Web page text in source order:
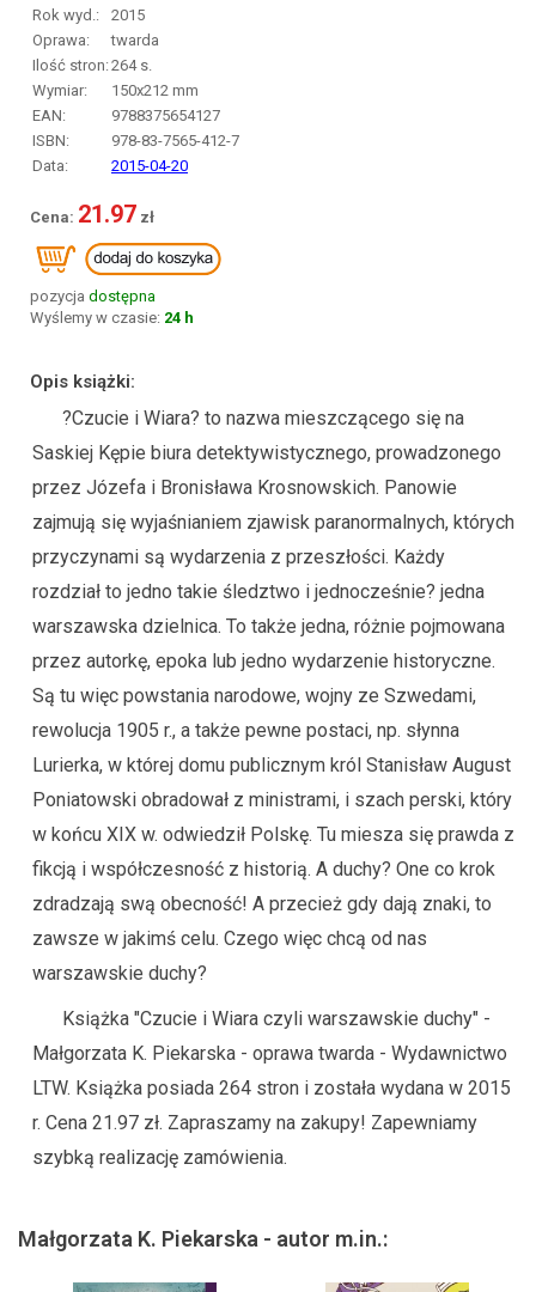
Rok wyd.:
2015
Oprawa:
twarda
Ilość stron: 264s.
Wymiar:
150x212 mm
EAN:
9788375654127
ISBN:
978-83-7565-412-7
Data:
2015-04-20
21.97
pozycja dostępna
Wyślemy w czasie: 24 h
Opis książki:
?Czucie i Wiara? to nazwa mieszczącego się na
Saskiej Kępie biura detektywistycznego, prowadzonego
przez Józefa i Bronisława Krosnowskich. Panowie
zajmują się wyjaśnianiem zjawisk paranormalnych, których
przyczynami są wydarzenia z przeszłości. Każdy
rozdział to jedno takie śledztwo i jednocześnie? jedna
warszawska dzielnica. To także jedna, różnie pojmowana
przez autorkę, epoka lub jedno wydarzenie historyczne.
Są tu więc powstania narodowe, wojny ze Szwedami,
rewolucja 1905 r., a także pewne postaci, np. słynna
Lurierka, w której domu publicznym król Stanisław August
Poniatowski obradował z ministrami, i szach perski, który
w końcu XIX w. odwiedził Polskę. Tu miesza się prawda z
fikcją i współczesność z historią. A duchy? One co krok
zdradzają swą obecność! A przecież gdy dają znaki, to
zawsze w jakimś celu. Czego więc chcą od nas
warszawskie duchy?
Książka "Czucie i Wiara czyli warszawskie duchy" -
Małgorzata K. Piekarska - oprawa twarda - Wydawnictwo
LTW. Książka posiada 264 stron i została wydana w 2015
r. Cena 21.97 zł. Zapraszamy na zakupy! Zapewniamy
szybką realizację zamówienia.
Małgorzata K. Piekarska - autor m.in.: